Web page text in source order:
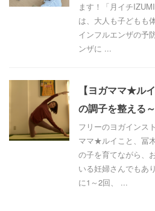
ます！「月イチ
は、大人も子どもも
インフルエンザの予
ンザに ...
【ヨガママ★ル
の調子を整える
フリーのヨガインス
ママ★ルイこと、冨
の子を育てながら、
いる妊婦さんでもあ
に1～2回、 ...